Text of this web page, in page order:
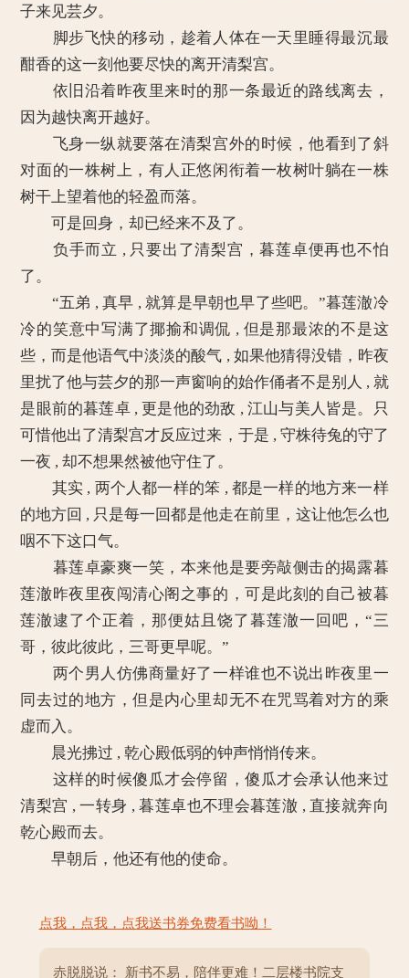
子来见芸夕。
脚步飞快的移动，趁着人体在一天里睡得最沉最
酣香的这一刻他要尽快的离开清梨宫。
依旧沿着昨夜里来时的那一条最近的路线离去，
因为越快离开越好。
飞身一纵就要落在清梨宫外的时候，他看到了斜
对面的一株树上，有人正悠闲衔着一枚树叶躺在一株
树干上望着他的轻盈而落。
可是回身，却已经来不及了。
负手而立 , 只要出了清梨宫，暮莲卓便再也不怕
了。
“五弟 , 真早 , 就算是早朝也早了些吧。”暮莲澈冷
冷的笑意中写满了揶揄和调侃 , 但是那最浓的不是这
些，而是他语气中淡淡的酸气 , 如果他猜得没错，昨夜
里扰了他与芸夕的那一声窗响的始作俑者不是别人 , 就
是眼前的暮莲卓 , 更是他的劲敌 , 江山与美人皆是。只
可惜他出了清梨宫才反应过来，于是 , 守株待兔的守了
一夜 , 却不想果然被他守住了。
其实 , 两个人都一样的笨 , 都是一样的地方来一样
的地方回 , 只是每一回都是他走在前里，这让他怎么也
咽不下这口气。
暮莲卓豪爽一笑，本来他是要旁敲侧击的揭露暮
莲澈昨夜里夜闯清心阁之事的，可是此刻的自己被暮
莲澈逮了个正着，那便姑且饶了暮莲澈一回吧，“三
哥，彼此彼此，三哥更早呢。”
两个男人仿佛商量好了一样谁也不说出昨夜里一
同去过的地方，但是内心里却无不在咒骂着对方的乘
虚而入。
晨光拂过 , 乾心殿低弱的钟声悄悄传来。
这样的时候傻瓜才会停留，傻瓜才会承认他来过
清梨宫 , 一转身 , 暮莲卓也不理会暮莲澈 , 直接就奔向
乾心殿而去。
早朝后，他还有他的使命。
点我，点我，点我送书券免费看书呦！
赤脱脱说： 新书不易，陪伴更难！二层楼书院支